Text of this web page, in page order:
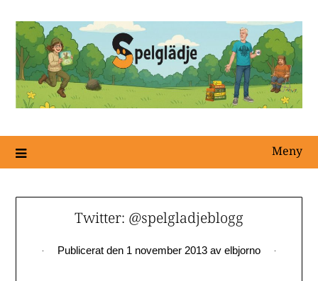
Meny
Twitter: @spelgladjeblogg
Publicerat den 1 november 2013 av elbjorno